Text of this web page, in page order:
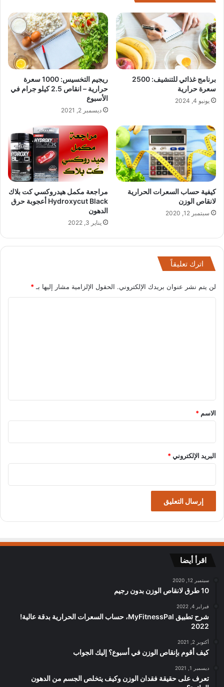
برنامج غذائي للتنشيف: 2500
سعرة حرارية
يونيو 4, 2024
ريجيم التخسيس: 1000 سعرة
حرارية – انقاص 2.5 كيلو جرام في
الأسبوع
ديسمبر 2, 2021
كيفية حساب السعرات الحرارية
لانقاص الوزن
سبتمبر 12, 2020
مراجعة مكمل هيدروكسي كت بلاك
Hydroxycut Black أعجوبة حرق
الدهون
يناير 3, 2022
اترك تعليقاً
لن يتم نشر عنوان بريدك الإلكتروني. الحقول الإلزامية مشار إليها بـ*
*
الاسم *
البريد الإلكتروني*
اقرأ أيضا
سبتمبر 12, 2020
10 طرق لانقاص الوزن بدون رجيم
فبراير 4, 2022
شرح تطبيق MyFitnessPal، حساب السعرات الحرارية بدقة عالية!
2022
أكتوبر 2, 2021
كيف أقوم بإنقاص الوزن في أسبوع؟ إليك الجواب
ديسمبر 1, 2021
تعرف على حقيقة فقدان الوزن وكيف يتخلص الجسم من الدهون